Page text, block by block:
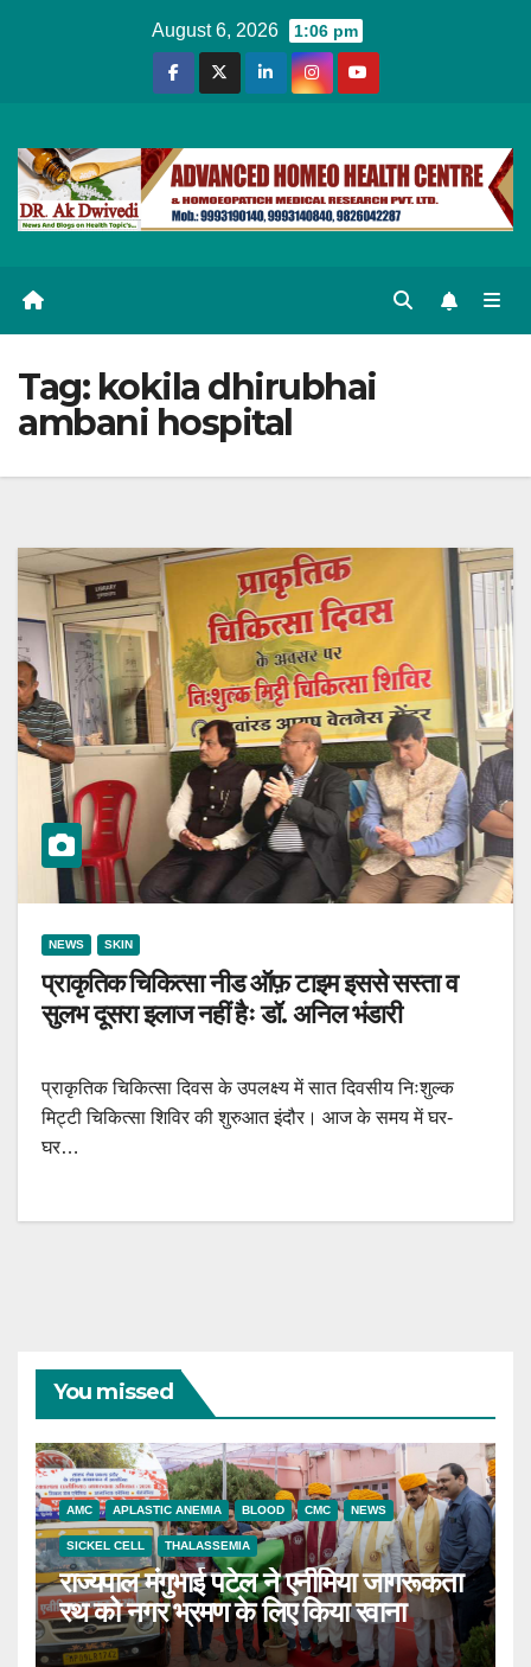
August 6, 2026 1:06 pm
Tag: kokila dhirubhai
ambani hospital
NEWS SKIN
प्राकृतिक चिकित्सा नीड ऑफ़ टाइम इससे सस्ता व
सुलभ दूसरा इलाज नहीं हैः डॉ. अनिल भंडारी
प्राकृतिक चिकित्सा दिवस के उपलक्ष्य में सात दिवसीय निःशुल्क
मिट्टी चिकित्सा शिविर की शुरुआत इंदौर। आज के समय में घर-
घर…
You missed
AMC APLASTIC ANEMIA BLOOD CMC NEWS
SICKEL CELL THALASSEMIA
राज्यपाल मंगुभाई पटेल ने एनीमिया जागरूकता
रथ को नगर भ्रमण के लिए किया रवाना